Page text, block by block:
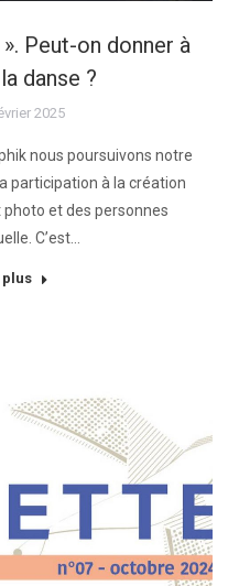
Peut-on donner à
danse ?
2025
nous poursuivons notre
participation à la création
photo et des personnes
C’est…
plus